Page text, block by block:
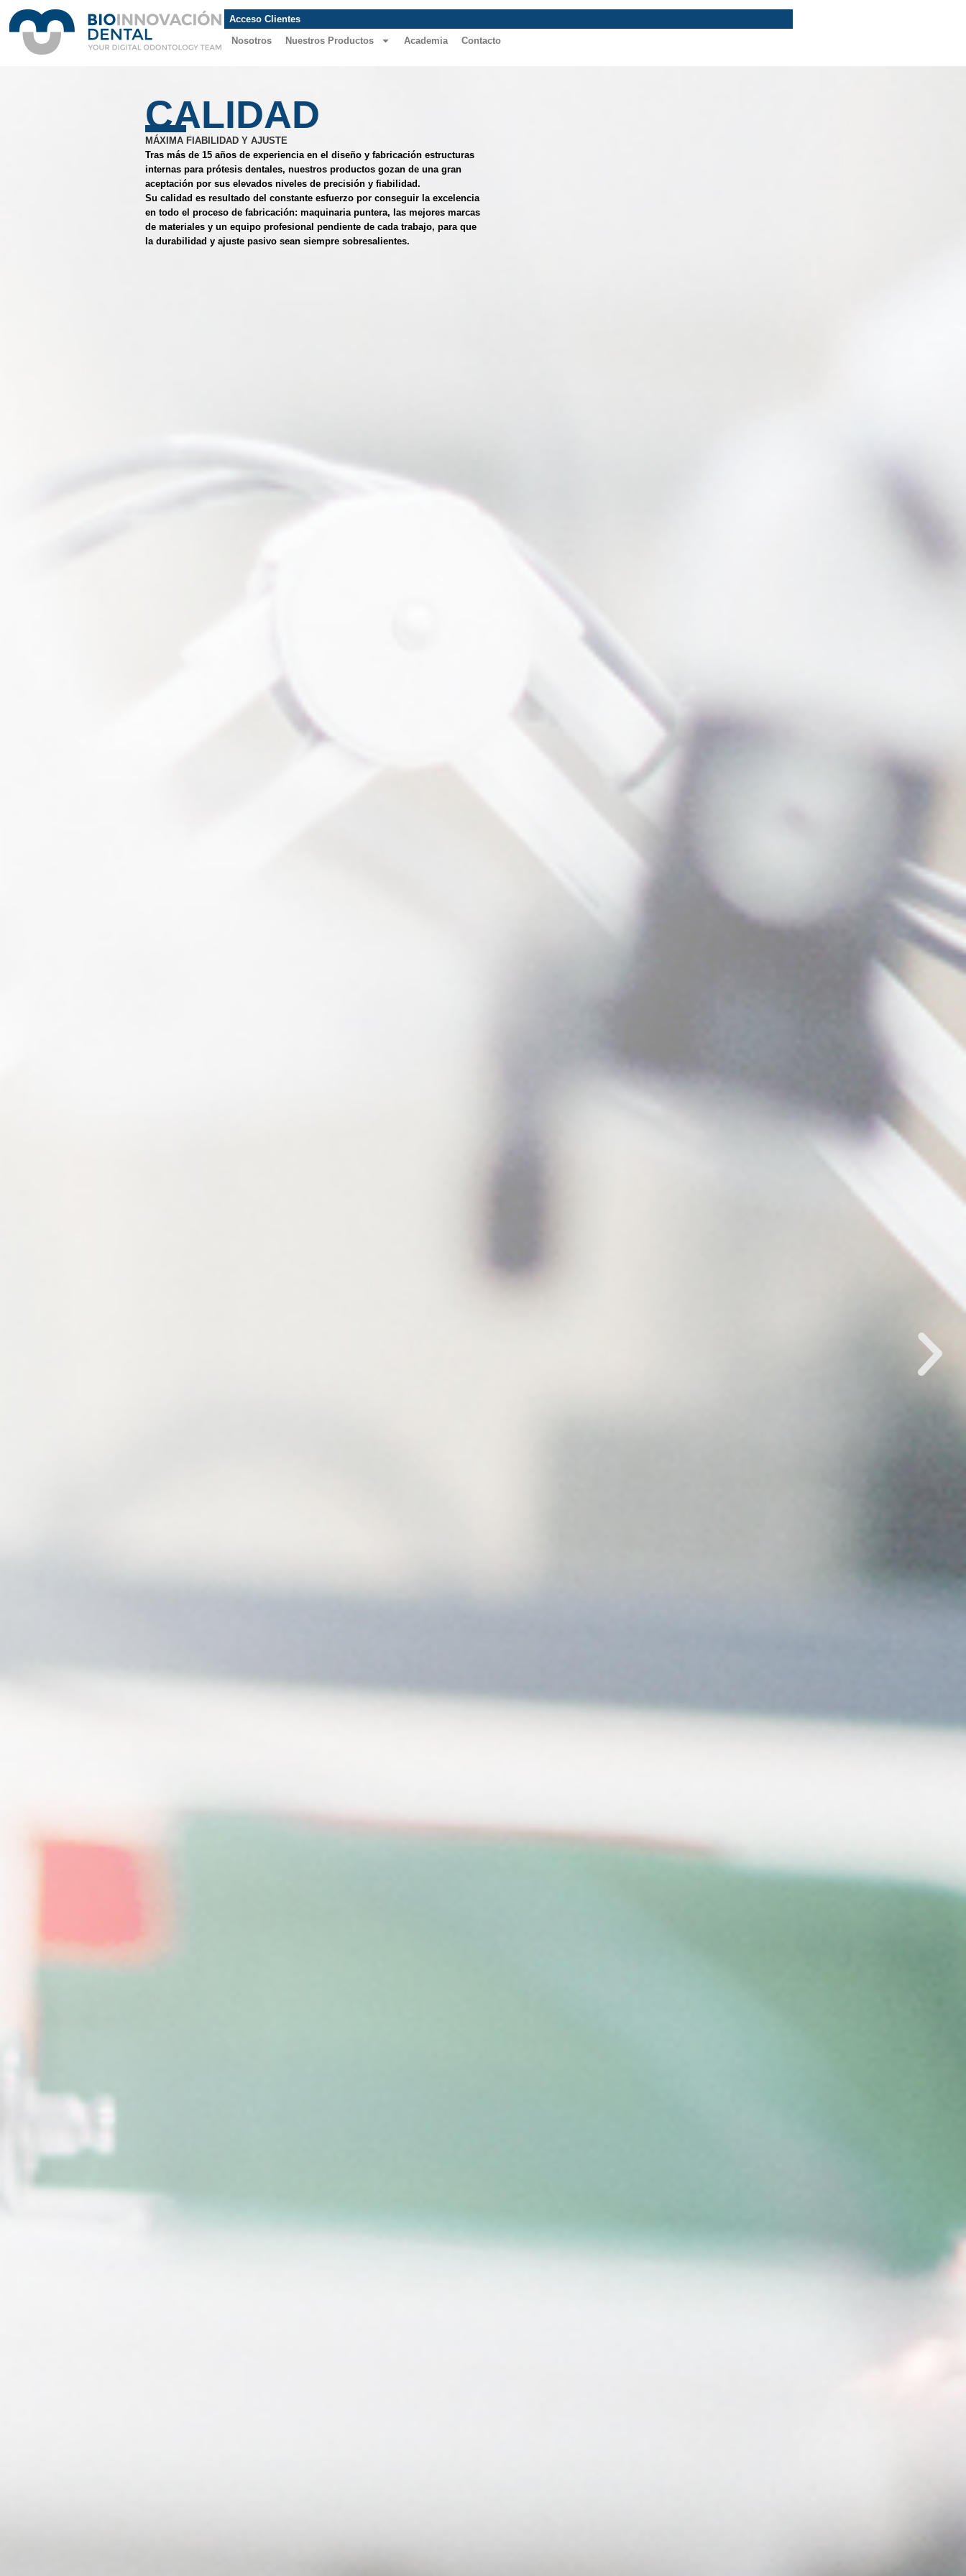
Acceso Clientes
Nosotros
Nuestros Productos Academia Contacto
EQUIPO
LOS MEJORES PROFESIONALES A TU SERVICIO
La actividad de Bioinnovación Dental se apoya en un equipo integrado por
protésicos dentales e ingenieros especialistas en CAD/CAM, con una gran
experiencia y motivación.
Cada rehabilitación es única y requiere soluciones a medida; por eso ofrecemos
un trato cercano y totalmente personalizado, asesorando y acompañando a
nuestros clientes en todo el proceso de diseño para conseguir juntos el mejor